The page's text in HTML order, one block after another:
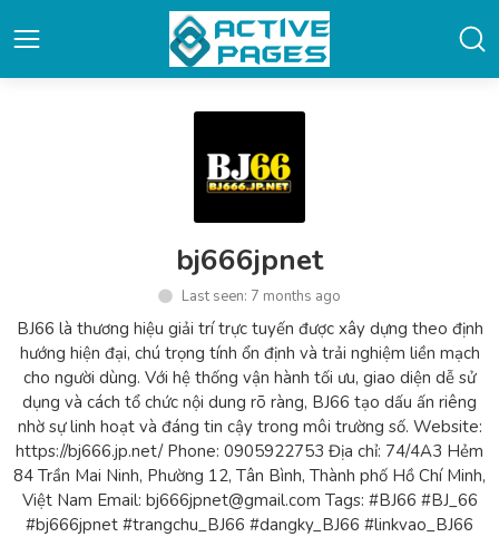
bj666jpnet
Last seen: 7 months ago
BJ66 là thương hiệu giải trí trực tuyến được xây dựng theo định
hướng hiện đại, chú trọng tính ổn định và trải nghiệm liền mạch
cho người dùng. Với hệ thống vận hành tối ưu, giao diện dễ sử
dụng và cách tổ chức nội dung rõ ràng, BJ66 tạo dấu ấn riêng
nhờ sự linh hoạt và đáng tin cậy trong môi trường số. Website:
https://bj666.jp.net/ Phone: 0905922753 Địa chỉ: 74/4A3 Hẻm
84 Trần Mai Ninh, Phường 12, Tân Bình, Thành phố Hồ Chí Minh,
Việt Nam Email: bj666jpnet@gmail.com Tags: #BJ66 #BJ_66
#bj666jpnet #trangchu_BJ66 #dangky_BJ66 #linkvao_BJ66